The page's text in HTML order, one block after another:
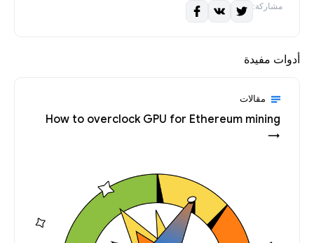
مشاركة:
أدوات مفيدة
مقالات
How to overclock GPU for Ethereum mining
→